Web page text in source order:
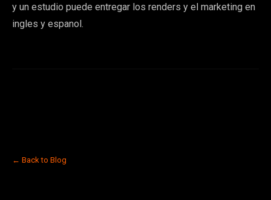
y un estudio puede entregar los renders y el marketing en
ingles y espanol.
← Back to Blog